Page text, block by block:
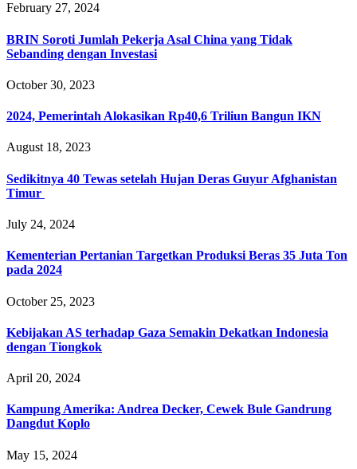
February 27, 2024
BRIN Soroti Jumlah Pekerja Asal China yang Tidak
Sebanding dengan Investasi
October 30, 2023
2024, Pemerintah Alokasikan Rp40,6 Triliun Bangun IKN
August 18, 2023
Sedikitnya 40 Tewas setelah Hujan Deras Guyur Afghanistan
Timur
July 24, 2024
Kementerian Pertanian Targetkan Produksi Beras 35 Juta Ton
pada 2024
October 25, 2023
Kebijakan AS terhadap Gaza Semakin Dekatkan Indonesia
dengan Tiongkok
April 20, 2024
Kampung Amerika: Andrea Decker, Cewek Bule Gandrung
Dangdut Koplo
May 15, 2024